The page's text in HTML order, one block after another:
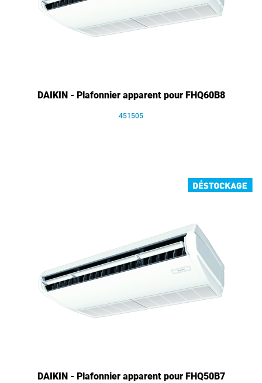
DAIKIN - Plafonnier apparent pour FHQ60B8
451505
DAIKIN - Plafonnier apparent pour FHQ50B7